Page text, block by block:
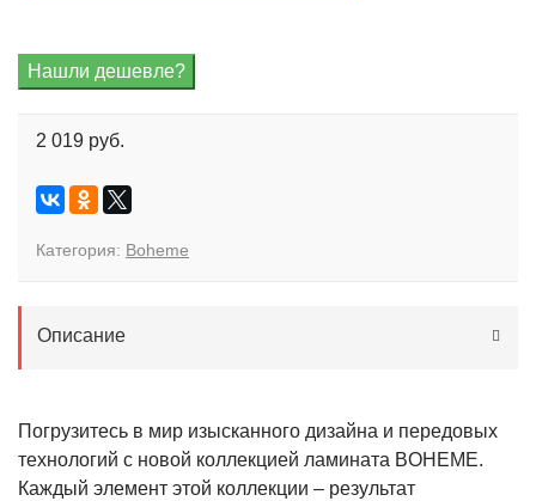
2 019 руб.
Категория: Boheme
Описание
Погрузитесь в мир изысканного дизайна и передовых
технологий с новой коллекцией ламината BOHEME.
Каждый элемент этой коллекции – результат